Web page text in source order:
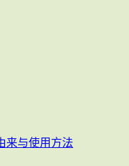
来与使用方法